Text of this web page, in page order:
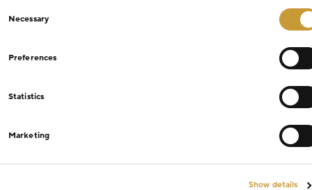
Selection
Necessary
Preferences
Statistics
Marketing
Show details